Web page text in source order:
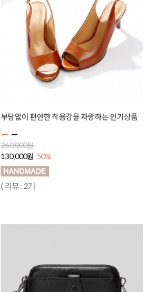
부담없이 편안한 착용감을 자랑하는 인기상품
260,000원
130,000원 50%
( 리뷰 : 27 )